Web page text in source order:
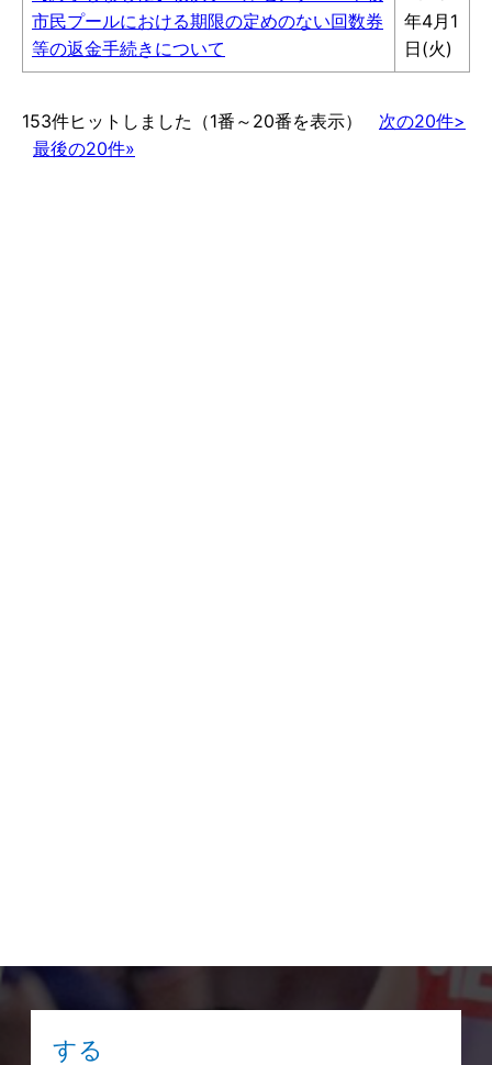
市民プールにおける期限の定めのない回数券
等の返金手続きについて
年4月1
日(火)
153件ヒットしました（1番～20番を表示）
次の20件>
最後の20件»
する